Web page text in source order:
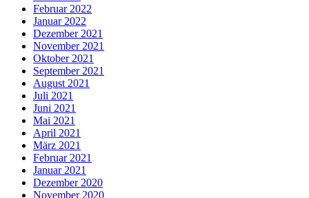
Februar 2022
Januar 2022
Dezember 2021
November 2021
Oktober 2021
September 2021
August 2021
Juli 2021
Juni 2021
Mai 2021
April 2021
März 2021
Februar 2021
Januar 2021
Dezember 2020
November 2020